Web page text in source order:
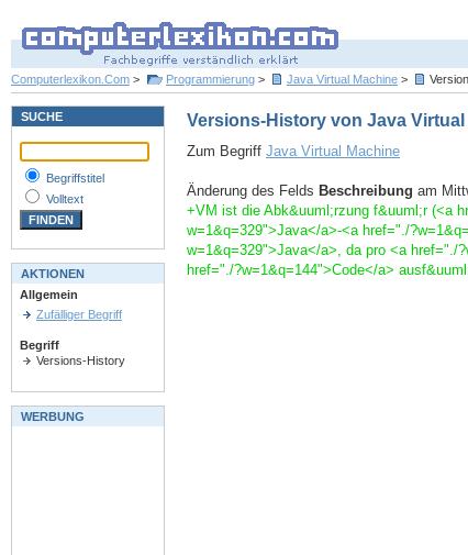
Computerlexikon.Com > Programmierung > Java Virtual Machine >
Versions-History von Java Virtual
Zum Begriff Java Virtual Machine
Änderung des Felds Beschreibung am
+VM ist die Abk&uuml;rzung f&uuml;r (<a
w=1&q=329">Java</a>-<a href="./
w=1&q=329">Java</a>, da pro <a href="./
href="./?w=1&q=144">Code</a>
SUCHE
Begriffstitel
Volltext
AKTIONEN
Allgemein
Zufälliger Begriff
Begriff
Versions-History
WERBUNG